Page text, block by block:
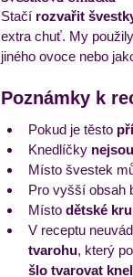
Stačí rozvařit
extra chuť. My
jiného ovoce nebo
Poznámky k
Pokud je těsto
Knedlíčky
Místo švestek
Pro vyšší obsah
Místo dětské
V receptu
tvarohu, který
šlo tvarovat